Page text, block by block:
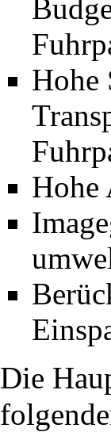
Hohe
Hohe
Die